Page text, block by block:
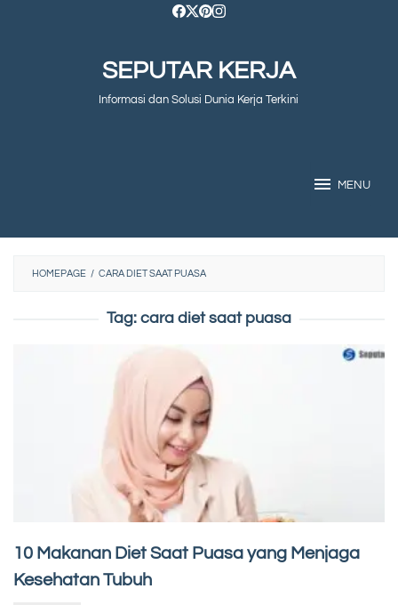
SEPUTAR KERJA
Informasi dan Solusi Dunia Kerja Terkini
MENU
HOMEPAGE / CARA DIET SAAT PUASA
Tag: cara diet saat puasa
10 Makanan Diet Saat Puasa yang Menjaga
Kesehatan Tubuh